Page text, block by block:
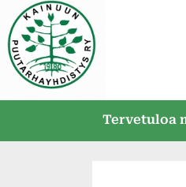
Skip
to
content
Tervetuloa